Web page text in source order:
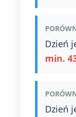
Dzień
min.
Dzień